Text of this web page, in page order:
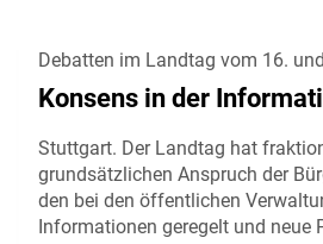
Debatten im Landtag vom 16.
Konsens in der
Stuttgart. Der Landtag hat
grundsätzlichen Anspruch der
den bei den öffentlichen
Informationen geregelt und neue